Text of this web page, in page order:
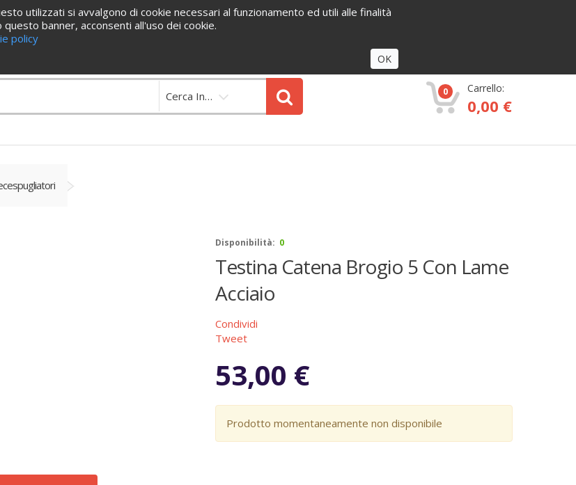
Contattaci
Cerca In… 0 Carrello:
0,00 €
Disponibilità: 0
Testina Catena Brogio 5 Con Lame
Acciaio
Condividi
Tweet
53,00 €
Prodotto momentaneamente non disponibile
utilizzati si avvalgono di cookie necessari al funzionamento ed utili alle finalità
banner, acconsenti all'uso dei cookie.
policy
OK